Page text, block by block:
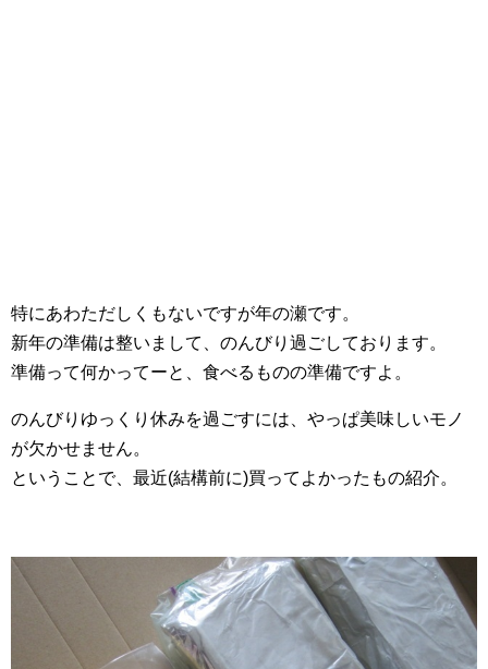
特にあわただしくもないですが年の瀬です。
新年の準備は整いまして、のんびり過ごしております。
準備って何かってーと、食べるものの準備ですよ。
のんびりゆっくり休みを過ごすには、やっぱ美味しいモノ
が欠かせません。
ということで、最近(結構前に)買ってよかったもの紹介。